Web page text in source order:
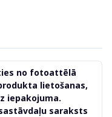
no fotoattēlā
lietošanas,
iepakojuma.
saraksts